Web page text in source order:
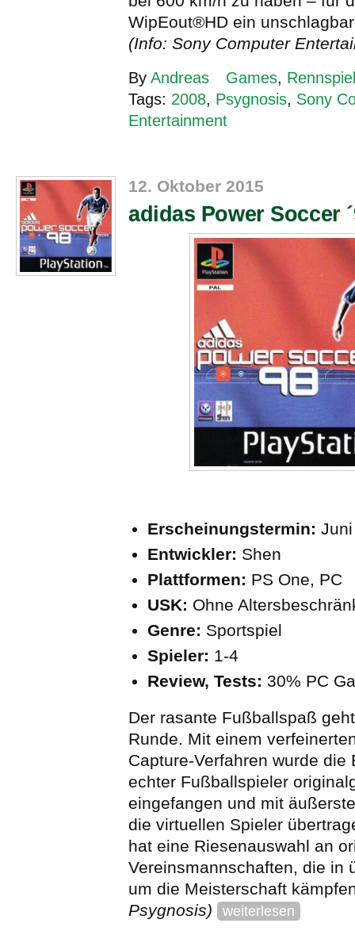
WipEout®HD ein
(Info: Sony Computer
By Andreas Games, Rennspiel
Tags: 2008, Psygnosis, Sony
Entertainment
12. Oktober 2015
adidas Power Soccer
Erscheinungstermin:
Entwickler: Shen
Plattformen: PS One, PC
USK: Ohne
Genre: Sportspiel
Spieler: 1-4
Review, Tests: 30% PC
Der rasante Fußballspaß
Runde. Mit einem
Capture-Verfahren wurde die
echter Fußballspieler
eingefangen und mit
die virtuellen Spieler
hat eine Riesenauswahl an
Vereinsmannschaften, die in
um die Meisterschaft
Psygnosis)
weiterlesen